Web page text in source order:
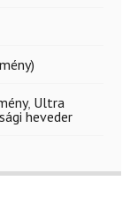
, Ultra
heveder